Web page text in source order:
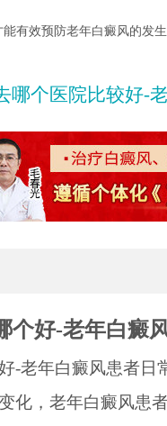
有效预防老年白癜风的发生
哪个医院比较好-
个好-老年白癜
-老年白癜风患者日
化，老年白癜风患